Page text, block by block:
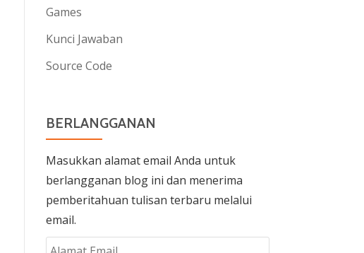
Games
Kunci Jawaban
Source Code
BERLANGGANAN
Masukkan alamat email Anda untuk
berlangganan blog ini dan menerima
pemberitahuan tulisan terbaru melalui
email.
Alamat